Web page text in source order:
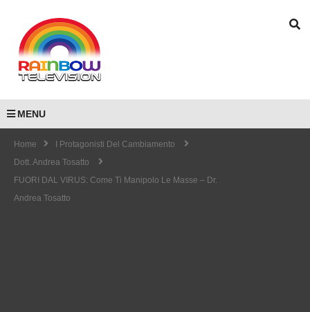
MENU
Home
I Protagonisti Del Cambiamento
Dott. Andrea Tosatto
FUORI DAL VIRUS: Come Ti Manipolo Le Masse – Dr.
Andrea Tosatto